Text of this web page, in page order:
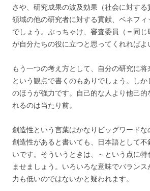
さや、研究成果の波及効果（社会に対す
領域の他の研究者に対する貢献、ベネフ
でしょう。ぶっちゃけ、審査委員（＝同じ
が自分たちの役に立つと思ってくれればよ
もう一つの考え方として、自分の研究に
という観点で書くのもありでしょう。しか
のほうが強力です。自己的な人より他己的
れるのは当たり前。
創造性という言葉はかなりビッグワード
創造性があると書いても、日本語として
いです。そういうときは、～という点に
ませましょう。いろいろな意味でバラン
力も低いのではないかと疑われます。